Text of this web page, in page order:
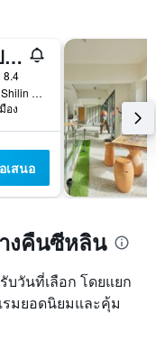
โรงแรมไทเปสตาร์ บิวตี้รีสอร์ท
8.4
38-1, Qiangang St., Shilin District, ไทเป, ไต้หวัน
อง
เสนอ
งคืนซีหลิน
บวันที่เลือก โดยแยก
รมยอดนิยมและคุ้ม